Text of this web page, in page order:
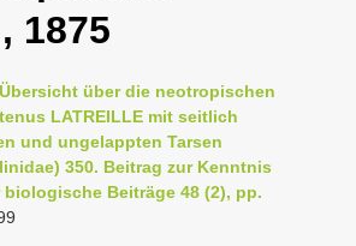
l
n
a
v
i
1875
über die neotropischen
LATREILLE mit seitlich
und ungelappten Tarsen
350. Beitrag zur Kenntnis
Beiträge 48 (2), pp.